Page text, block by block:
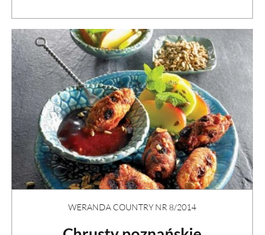
WERANDA COUNTRY NR 8/2014